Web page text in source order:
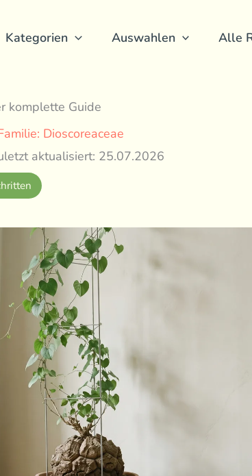
Kategorien Auswahlen Alle
komplette Guide
Dioscoreaceae
aktualisiert: 25.07.2026